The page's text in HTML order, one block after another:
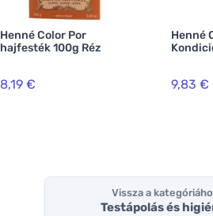
Henné Color Por
hajfesték 100g Réz
8,19 €
Henné
9,83 €
Vissza a
Testápolás és